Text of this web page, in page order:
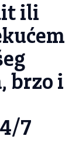
ili
brzo i
7